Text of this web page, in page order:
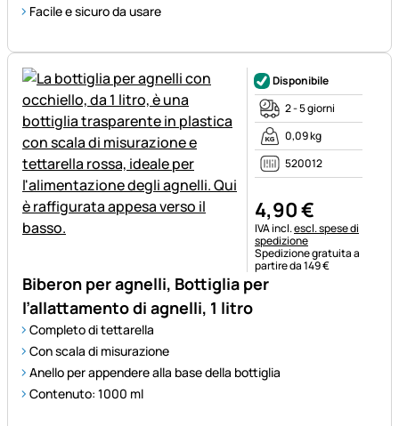
Facile e sicuro da usare
Biberon per agnelli, Bottiglia per
l’allattamento di agnelli, 1 litro
Completo di tettarella
Con scala di misurazione
Anello per appendere alla base della bottiglia
Contenuto: 1000 ml
Disponibile
2 - 5 giorni
0,09 kg
520012
4,90€
Informazioni fiscali:
IVA incl.escl. spese di
spedizione
Spedizione gratuita a
partire da 149 €